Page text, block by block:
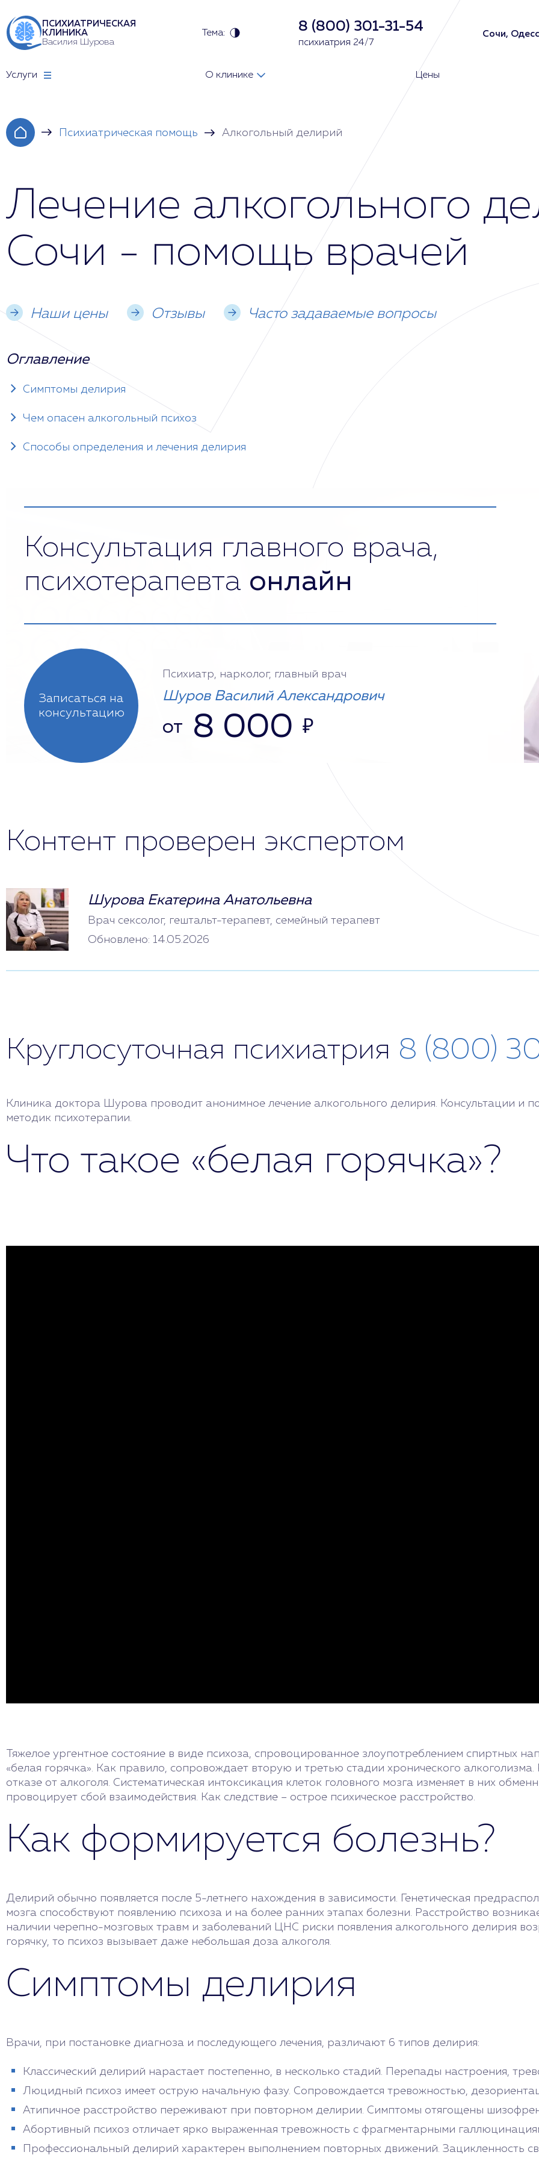
ПСИХИАТРИЧЕСКАЯ
КЛИНИКА
Василия Шурова
Тема: 8 (800) 301-31-54
психиатрия 24/7
Сочи,
Услуги О клинике Цены
Психиатрическая помощь Алкогольный делирий
Лечение алкогольного
Сочи - помощь врачей
Наши цены Отзывы Часто задаваемые вопросы
Оглавление
Симптомы делирия
Чем опасен алкогольный психоз
Способы определения и лечения делирия
Консультация главного врача,
психотерапевта онлайн
Записаться на
консультацию
Психиатр, нарколог, главный врач
Шуров Василий Александрович
от 8 000 ₽
Контент проверен экспертом
Шурова Екатерина Анатольевна
Врач сексолог, гештальт-терапевт, семейный терапевт
Обновлено: 14.05.2026
Круглосуточная психиатрия 8 (800)
Клиника доктора Шурова проводит анонимное лечение алкогольного делирия. Консультации и
методик психотерапии.
Что такое «белая горячка»?
Тяжелое ургентное состояние в виде психоза, спровоцированное злоупотреблением спиртных
«белая горячка». Как правило, сопровождает вторую и третью стадии хронического
отказе от алкоголя. Систематическая интоксикация клеток головного мозга изменяет в них
провоцирует сбой взаимодействия. Как следствие – острое психическое расстройство.
Как формируется болезнь?
Делирий обычно появляется после 5-летнего нахождения в зависимости. Генетическая
мозга способствуют появлению психоза и на более ранних этапах болезни. Расстройство
наличии черепно-мозговых травм и заболеваний ЦНС риски появления алкогольного делирия
горячку, то психоз вызывает даже небольшая доза алкоголя.
Симптомы делирия
Врачи, при постановке диагноза и последующего лечения, различают 6 типов делирия:
Классический делирий нарастает постепенно, в несколько стадий. Перепады настроения,
Люцидный психоз имеет острую начальную фазу. Сопровождается тревожностью,
Атипичное расстройство переживают при повторном делирии. Симптомы отягощены
Абортивный психоз отличает ярко выраженная тревожность с фрагментарными
Профессиональный делирий характерен выполнением повторных движений. Зацикленность